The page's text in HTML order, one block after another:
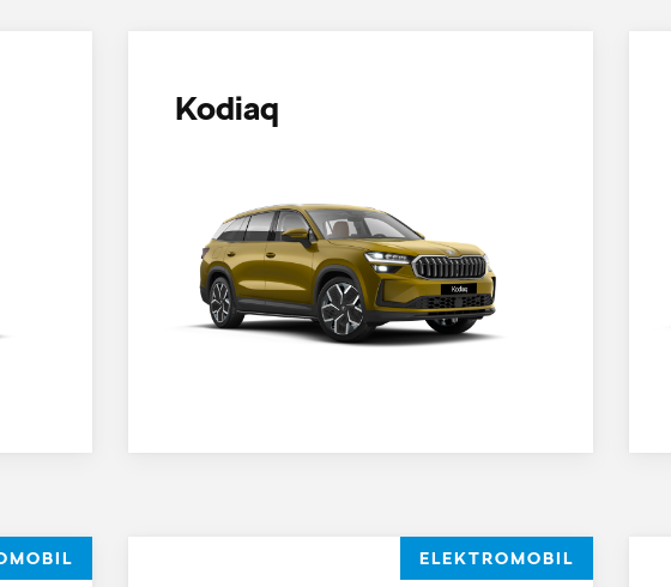
Kodiaq
ELEKTROMOBIL